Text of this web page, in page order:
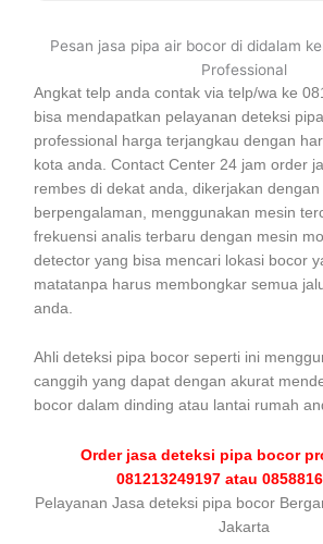
Pesan jasa pipa air bocor di didalam
Professional
Angkat telp anda contak via telp/wa ke
bisa mendapatkan pelayanan deteksi
professional harga terjangkau dengan
kota anda. Contact Center 24 jam order
rembes di dekat anda, dikerjakan dengan
berpengalaman, menggunakan mesin
frekuensi analis terbaru dengan mesin
detector yang bisa mencari lokasi bocor
matatanpa harus membongkar semua
anda.
Ahli deteksi pipa bocor seperti ini
canggih yang dapat dengan akurat
bocor dalam dinding atau lantai rumah
Order jasa deteksi pipa bocor
081213249197 atau
Pelayanan Jasa deteksi pipa bocor
Jakarta